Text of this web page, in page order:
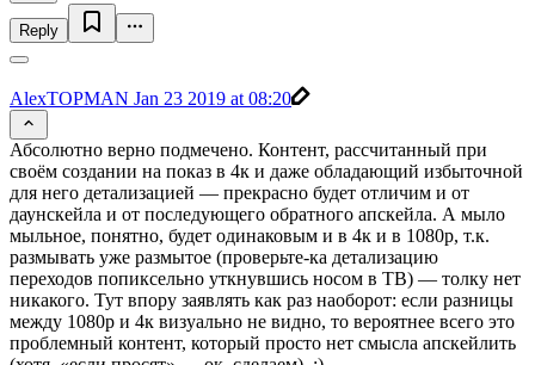
Reply
AlexTOPMAN Jan 23 2019 at 08:20
Абсолютно верно подмечено. Контент, рассчитанный при
своём создании на показ в 4к и даже обладающий избыточной
для него детализацией — прекрасно будет отличим и от
даунскейла и от последующего обратного апскейла. А мыло
мыльное, понятно, будет одинаковым и в 4к и в 1080р, т.к.
размывать уже размытое (проверьте-ка детализацию
переходов попиксельно уткнувшись носом в ТВ) — толку нет
никакого. Тут впору заявлять как раз наоборот: если разницы
между 1080р и 4к визуально не видно, то вероятнее всего это
проблемный контент, который просто нет смысла апскейлить